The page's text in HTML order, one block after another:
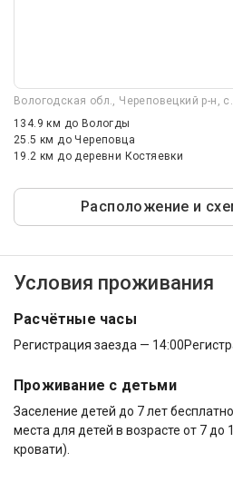
Вологодская обл., Череповецкий р-н,
134.9 км до Вологды
25.5 кмдо Череповца
19.2 кмдо деревни Костяевки
Расположение и
Условия проживания
Расчётные часы
Регистрация заезда — 14:00
Проживание с детьми
Заселение детей до 7 лет
места для детей в возрасте от 7 до
кровати).